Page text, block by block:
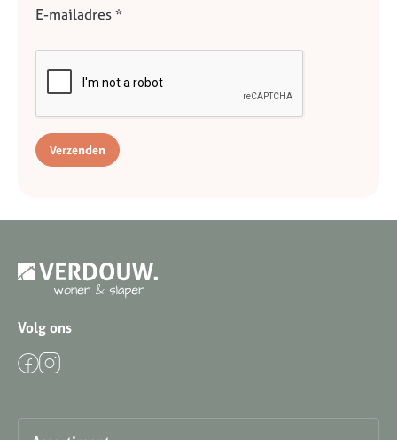
Verzenden
Volg ons